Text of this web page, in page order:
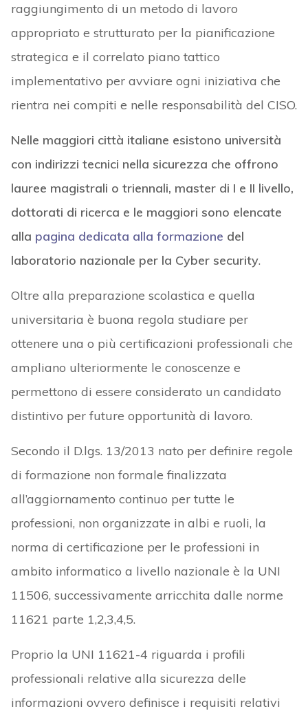
raggiungimento di un metodo di lavoro
appropriato e strutturato per la pianificazione
strategica e il correlato piano tattico
implementativo per avviare ogni iniziativa che
rientra nei compiti e nelle responsabilità del CISO.
Nelle maggiori città italiane esistono università
con indirizzi tecnici nella sicurezza che offrono
lauree magistrali o triennali, master di I e II livello,
dottorati di ricerca e le maggiori sono elencate
alla pagina dedicata alla formazione del
laboratorio nazionale per la Cyber security.
Oltre alla preparazione scolastica e quella
universitaria è buona regola studiare per
ottenere una o più certificazioni professionali che
ampliano ulteriormente le conoscenze e
permettono di essere considerato un candidato
distintivo per future opportunità di lavoro.
Secondo il D.lgs. 13/2013 nato per definire regole
di formazione non formale finalizzata
all’aggiornamento continuo per tutte le
professioni, non organizzate in albi e ruoli, la
norma di certificazione per le professioni in
ambito informatico a livello nazionale è la UNI
11506, successivamente arricchita dalle norme
11621 parte 1,2,3,4,5.
Proprio la UNI 11621-4 riguarda i profili
professionali relative alla sicurezza delle
informazioni ovvero definisce i requisiti relativi